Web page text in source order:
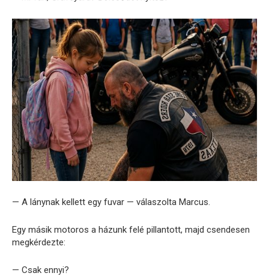
— A lánynak kellett egy fuvar — válaszolta Marcus.
Egy másik motoros a házunk felé pillantott, majd csendesen
megkérdezte:
— Csak ennyi?